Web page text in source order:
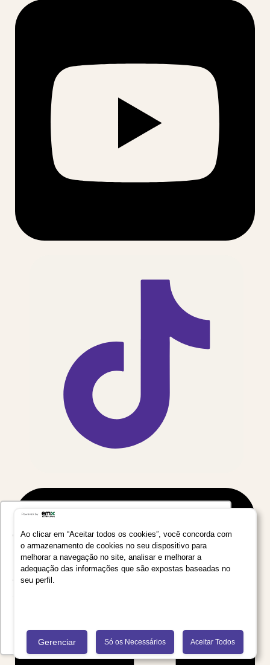
Utilizamos seus dados para oferecer uma
experiência mais relevante ao analisar e
personalizar conteúdos e anúncios em nossa
plataforma e em serviços de terceiros. Consulte
a Política de Privacidade de Dados do Grupo
Recusar Cookies Aceitar Cookies
Ao clicar em “Aceitar todos os cookies”, você concorda com
o armazenamento de cookies no seu dispositivo para
melhorar a navegação no site, analisar e melhorar a
adequação das informações que são expostas baseadas no
seu perfil.
Gerenciar Só os Necessários Aceitar Todos